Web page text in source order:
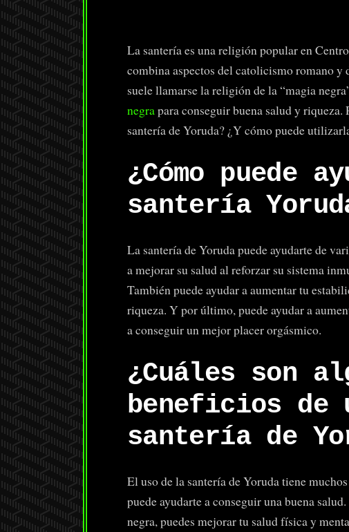
La santería es una religión popular en
combina aspectos del catolicismo romano y
suele llamarse la religión de la “magia
negrapara conseguir buena salud y riqueza.
santería de Yoruda? ¿Y cómo puede
¿Cómo puede
santería
La santería de Yoruda puede ayudarte de
a mejorar su salud al reforzar su sistema
También puede ayudar a aumentar tu
riqueza. Y por último, puede ayudar a
a conseguir un mejor placer orgásmico.
¿Cuáles son
beneficios
santería de
El uso de la santería de Yoruda tiene
puede ayudarte a conseguir una buena
negra, puedes mejorar tu salud física y